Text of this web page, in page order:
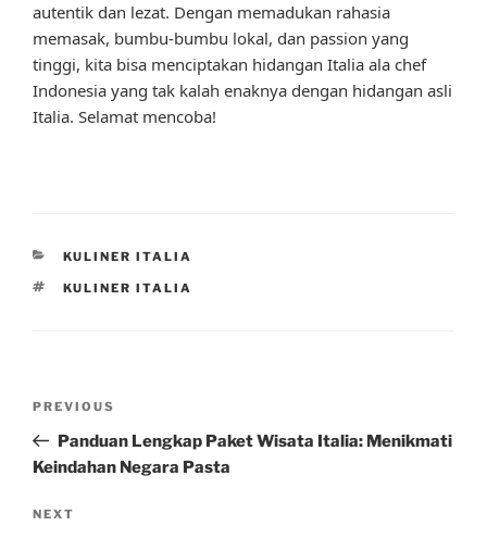
autentik dan lezat. Dengan memadukan rahasia
memasak, bumbu-bumbu lokal, dan passion yang
tinggi, kita bisa menciptakan hidangan Italia ala chef
Indonesia yang tak kalah enaknya dengan hidangan asli
Italia. Selamat mencoba!
CATEGORIES
KULINER ITALIA
TAGS
KULINER ITALIA
Previous
Post
PREVIOUS
Panduan Lengkap Paket Wisata Italia: Menikmati
Keindahan Negara Pasta
Next
NEXT